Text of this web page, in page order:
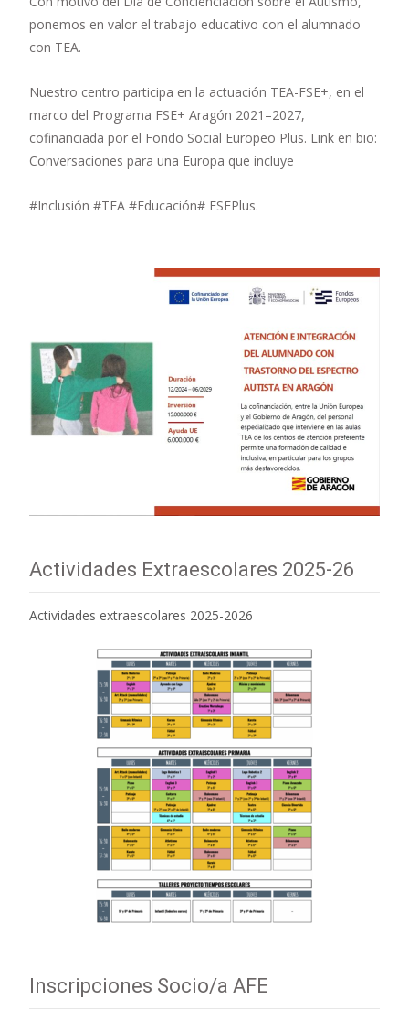
ponemos en valor el trabajo educativo con el alumnado
con TEA.
Nuestro centro participa en la actuación TEA-FSE+, en el
marco del Programa FSE+ Aragón 2021–2027,
cofinanciada por el Fondo Social Europeo Plus. Link en bio:
Conversaciones para una Europa que incluye
#Inclusión #TEA #Educación# FSEPlus.
Actividades Extraescolares 2025-26
Actividades extraescolares 2025-2026
Inscripciones Socio/a AFE